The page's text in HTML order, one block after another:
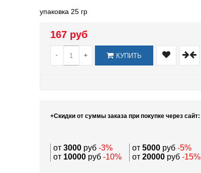
упаковка 25 гр
167 руб
- + КУПИТЬ
+Скидки от суммы заказа при покупке через сайт:
от3000руб -3% от 5000руб-5%
от 10000руб -10% от 20000руб -15%